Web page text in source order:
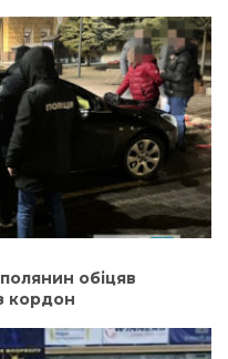
обіцяв
кордон